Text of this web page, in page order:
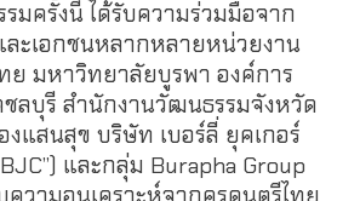
ครั้งนี้ ได้รับความร่วมมือจาก
ะเอกชนหลากหลายหน่วยงาน
ย มหาวิทยาลัยบูรพา องค์การ
ลบุรี สำนักงานวัฒนธรรมจังหวัด
งแสนสุข บริษัท เบอร์ลี่ ยุคเกอร์
และกลุ่ม Burapha Group